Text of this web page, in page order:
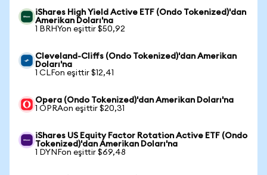
iShares High Yield Active ETF (Ondo Tokenized)'dan
Amerikan Doları'na
1 BRHYon eşittir $50,92
Cleveland-Cliffs (Ondo Tokenized)'dan Amerikan
Doları'na
1 CLFon eşittir $12,41
Opera (Ondo Tokenized)'dan Amerikan Doları'na
1 OPRAon eşittir $20,31
iShares US Equity Factor Rotation Active ETF (Ondo
Tokenized)'dan Amerikan Doları'na
1 DYNFon eşittir $69,48